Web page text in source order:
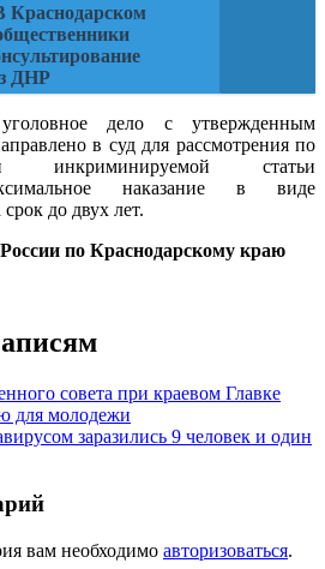
Краснодарском
ДНР
дело с утвержденным
в суд для рассмотрения по
инкриминируемой статьи
наказание в виде
до двух лет.
по Краснодарскому краю
совета при краевом Главке
для молодежи
заразились 9 человек и один
вам необходимо авторизоваться.